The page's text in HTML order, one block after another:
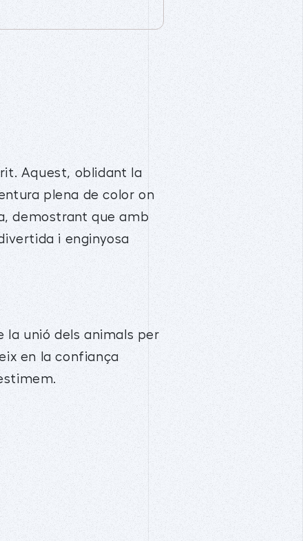
Aquest, oblidant la
plena de color on
demostrant que amb
i enginyosa
la unió dels animals per
en la confiança